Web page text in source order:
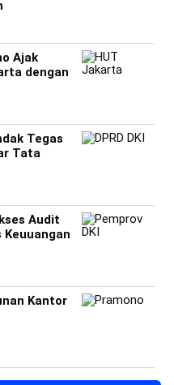
Ajak
dengan
Tegas
Tata
Audit
Keuuangan
Kantor